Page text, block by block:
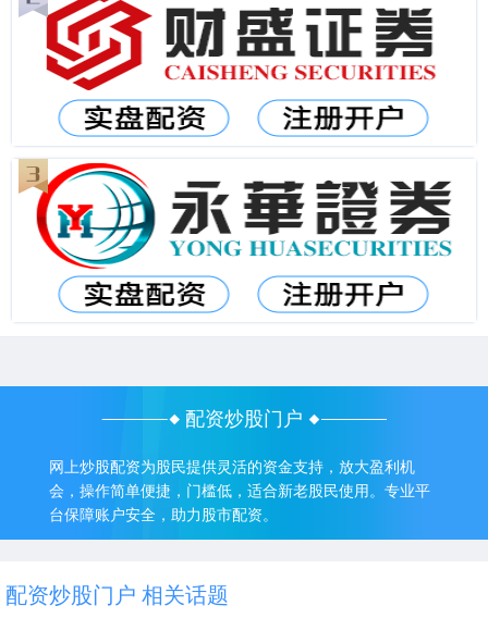
配资炒股门户
网上炒股配资为股民提供灵活的资金支持，放大盈利机
会，操作简单便捷，门槛低，适合新老股民使用。专业平
台保障账户安全，助力股市配资。
配资炒股门户 相关话题